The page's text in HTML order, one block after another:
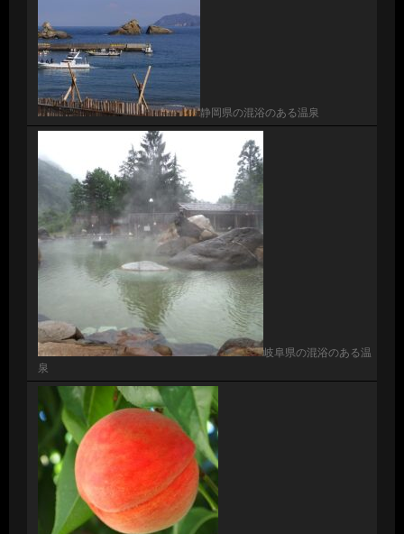
静岡県の混浴のある温泉
岐阜県の混浴のある温
泉